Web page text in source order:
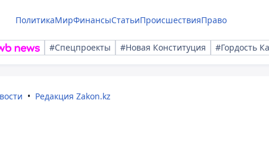
ПолитикаМирФинансыСтатьиПроисшествияПраво
#Спецпроекты #Новая Конституция #Гордость
Редакция Zakon.kz